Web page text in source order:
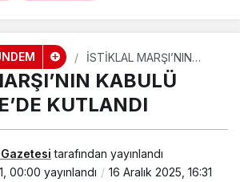
İSTİKLAL MARŞI’NIN
KABULÜ BURHANİYE’DE
KUTLANDI
KABULÜ
KUTLANDI
tarafından yayınlandı
00:00 yayınlandı
16 Aralık 2025, 16:31